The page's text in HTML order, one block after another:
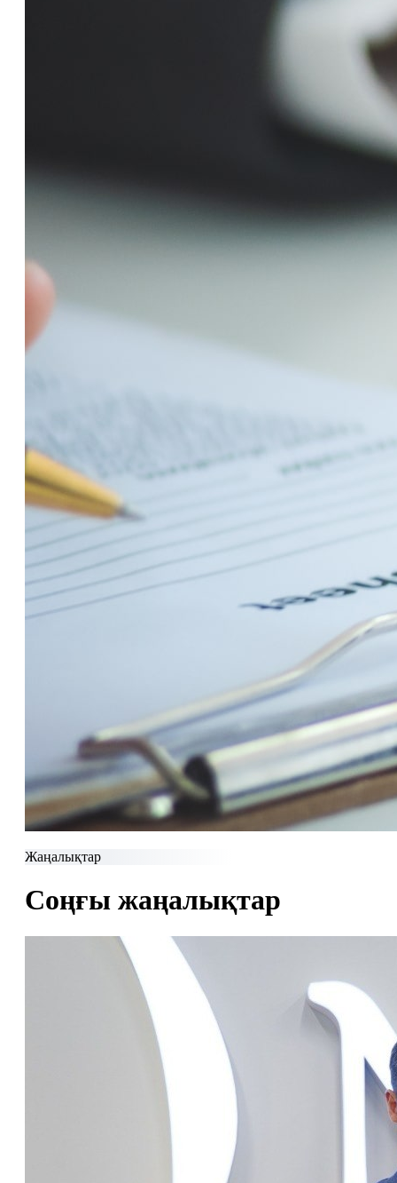
Жаңалықтар
Соңғы жаңалықтар